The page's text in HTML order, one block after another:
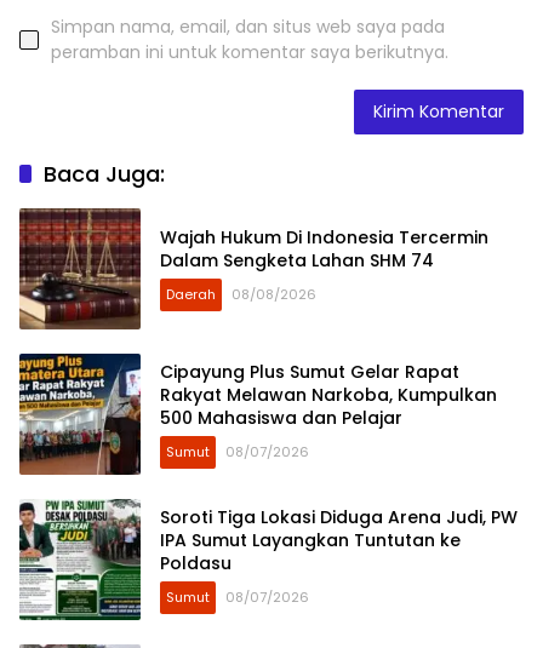
Simpan nama, email, dan situs web saya pada
peramban ini untuk komentar saya berikutnya.
Baca Juga:
Wajah Hukum Di Indonesia Tercermin
Dalam Sengketa Lahan SHM 74
Daerah 08/08/2026
Cipayung Plus Sumut Gelar Rapat
Rakyat Melawan Narkoba, Kumpulkan
500 Mahasiswa dan Pelajar
Sumut 08/07/2026
Soroti Tiga Lokasi Diduga Arena Judi, PW
IPA Sumut Layangkan Tuntutan ke
Poldasu
Sumut 08/07/2026